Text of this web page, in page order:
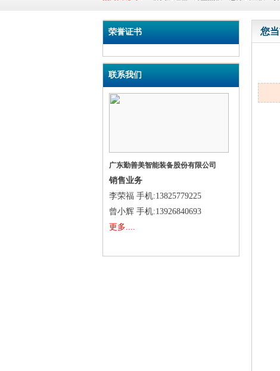
荣誉证书
联系我们
广东勤善美智能装备股份有限公司
销售业务
李荣福 手机:13825779225
曾小辉 手机:13926840693
更多....
您